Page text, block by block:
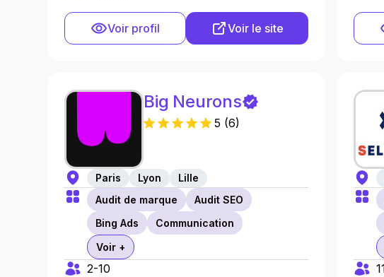
Voir profil Voir le site
Big Neurons
5 (6)
Paris Lyon
Lille
Audit de marque
Audit SEO
Bing Ads
Communication
Voir +
2-10